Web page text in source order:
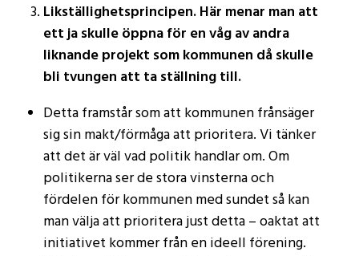
Likställighetsprincipen. Här menar man att
ett ja skulle öppna för en våg av andra
liknande projekt som kommunen då skulle
bli tvungen att ta ställning till.
Detta framstår som att kommunen frånsäger
sig sin makt/förmåga att prioritera. Vi tänker
att det är väl vad politik handlar om. Om
politikerna ser de stora vinsterna och
fördelen för kommunen med sundet så kan
man välja att prioritera just detta – oaktat att
initiativet kommer från en ideell förening.